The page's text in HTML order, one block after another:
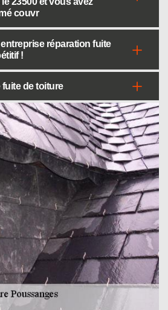
couvr
réparation fuite
!
de toiture